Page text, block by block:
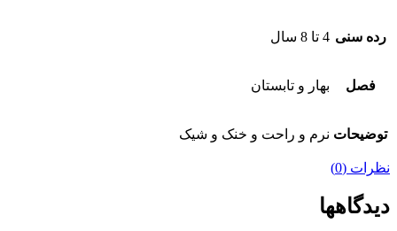
رده سنی 4 تا 8 سال
فصل بهار و تابستان
توضیحات نرم و راحت و خنک و شیک
نظرات (0)
دیدگاهها